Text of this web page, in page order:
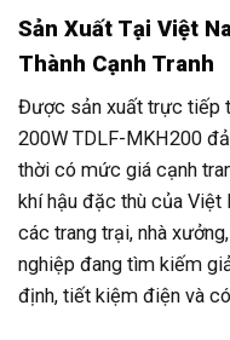
Sản Xuất Tại Việt
Thành Cạnh Tranh
Được sản xuất trực tiếp
200W TDLF-MKH200
thời có mức giá cạnh
khí hậu đặc thù của
các trang trại, nhà
nghiệp đang tìm kiếm
định, tiết kiệm điện và